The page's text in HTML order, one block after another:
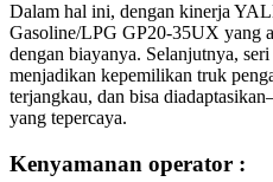
Dalam hal ini, dengan kinerja
Gasoline/LPG GP20-35UX yang
dengan biayanya. Selanjutnya,
menjadikan kepemilikan truk
terjangkau, dan bisa
yang tepercaya.
Kenyamanan operator :